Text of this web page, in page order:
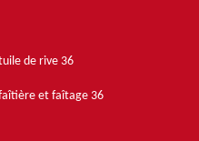
de rive 36
et faîtage 36